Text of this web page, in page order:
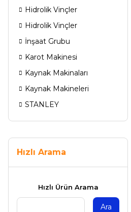
Hidrolik Vinçler
Hidrolik Vinçler
İnşaat Grubu
Karot Makinesi
Kaynak Makinaları
Kaynak Makineleri
STANLEY
Hızlı Arama
Hızlı Ürün Arama
Ara